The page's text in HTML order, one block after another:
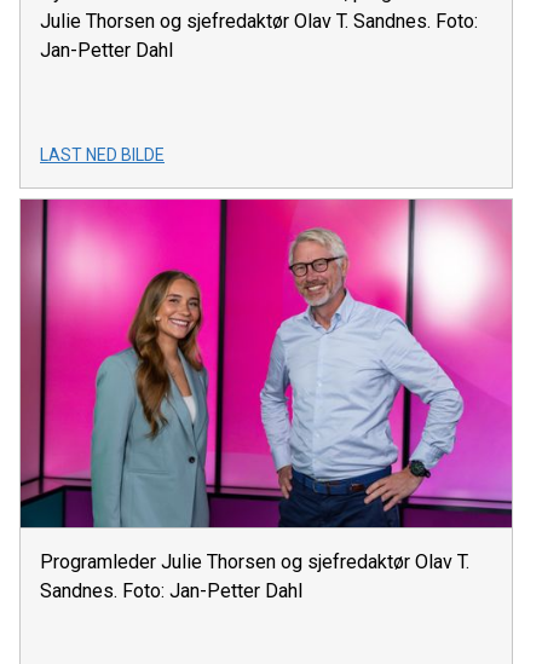
Julie Thorsen og sjefredaktør Olav T. Sandnes. Foto:
Jan-Petter Dahl
LAST NED BILDE
Programleder Julie Thorsen og sjefredaktør Olav T.
Sandnes. Foto: Jan-Petter Dahl